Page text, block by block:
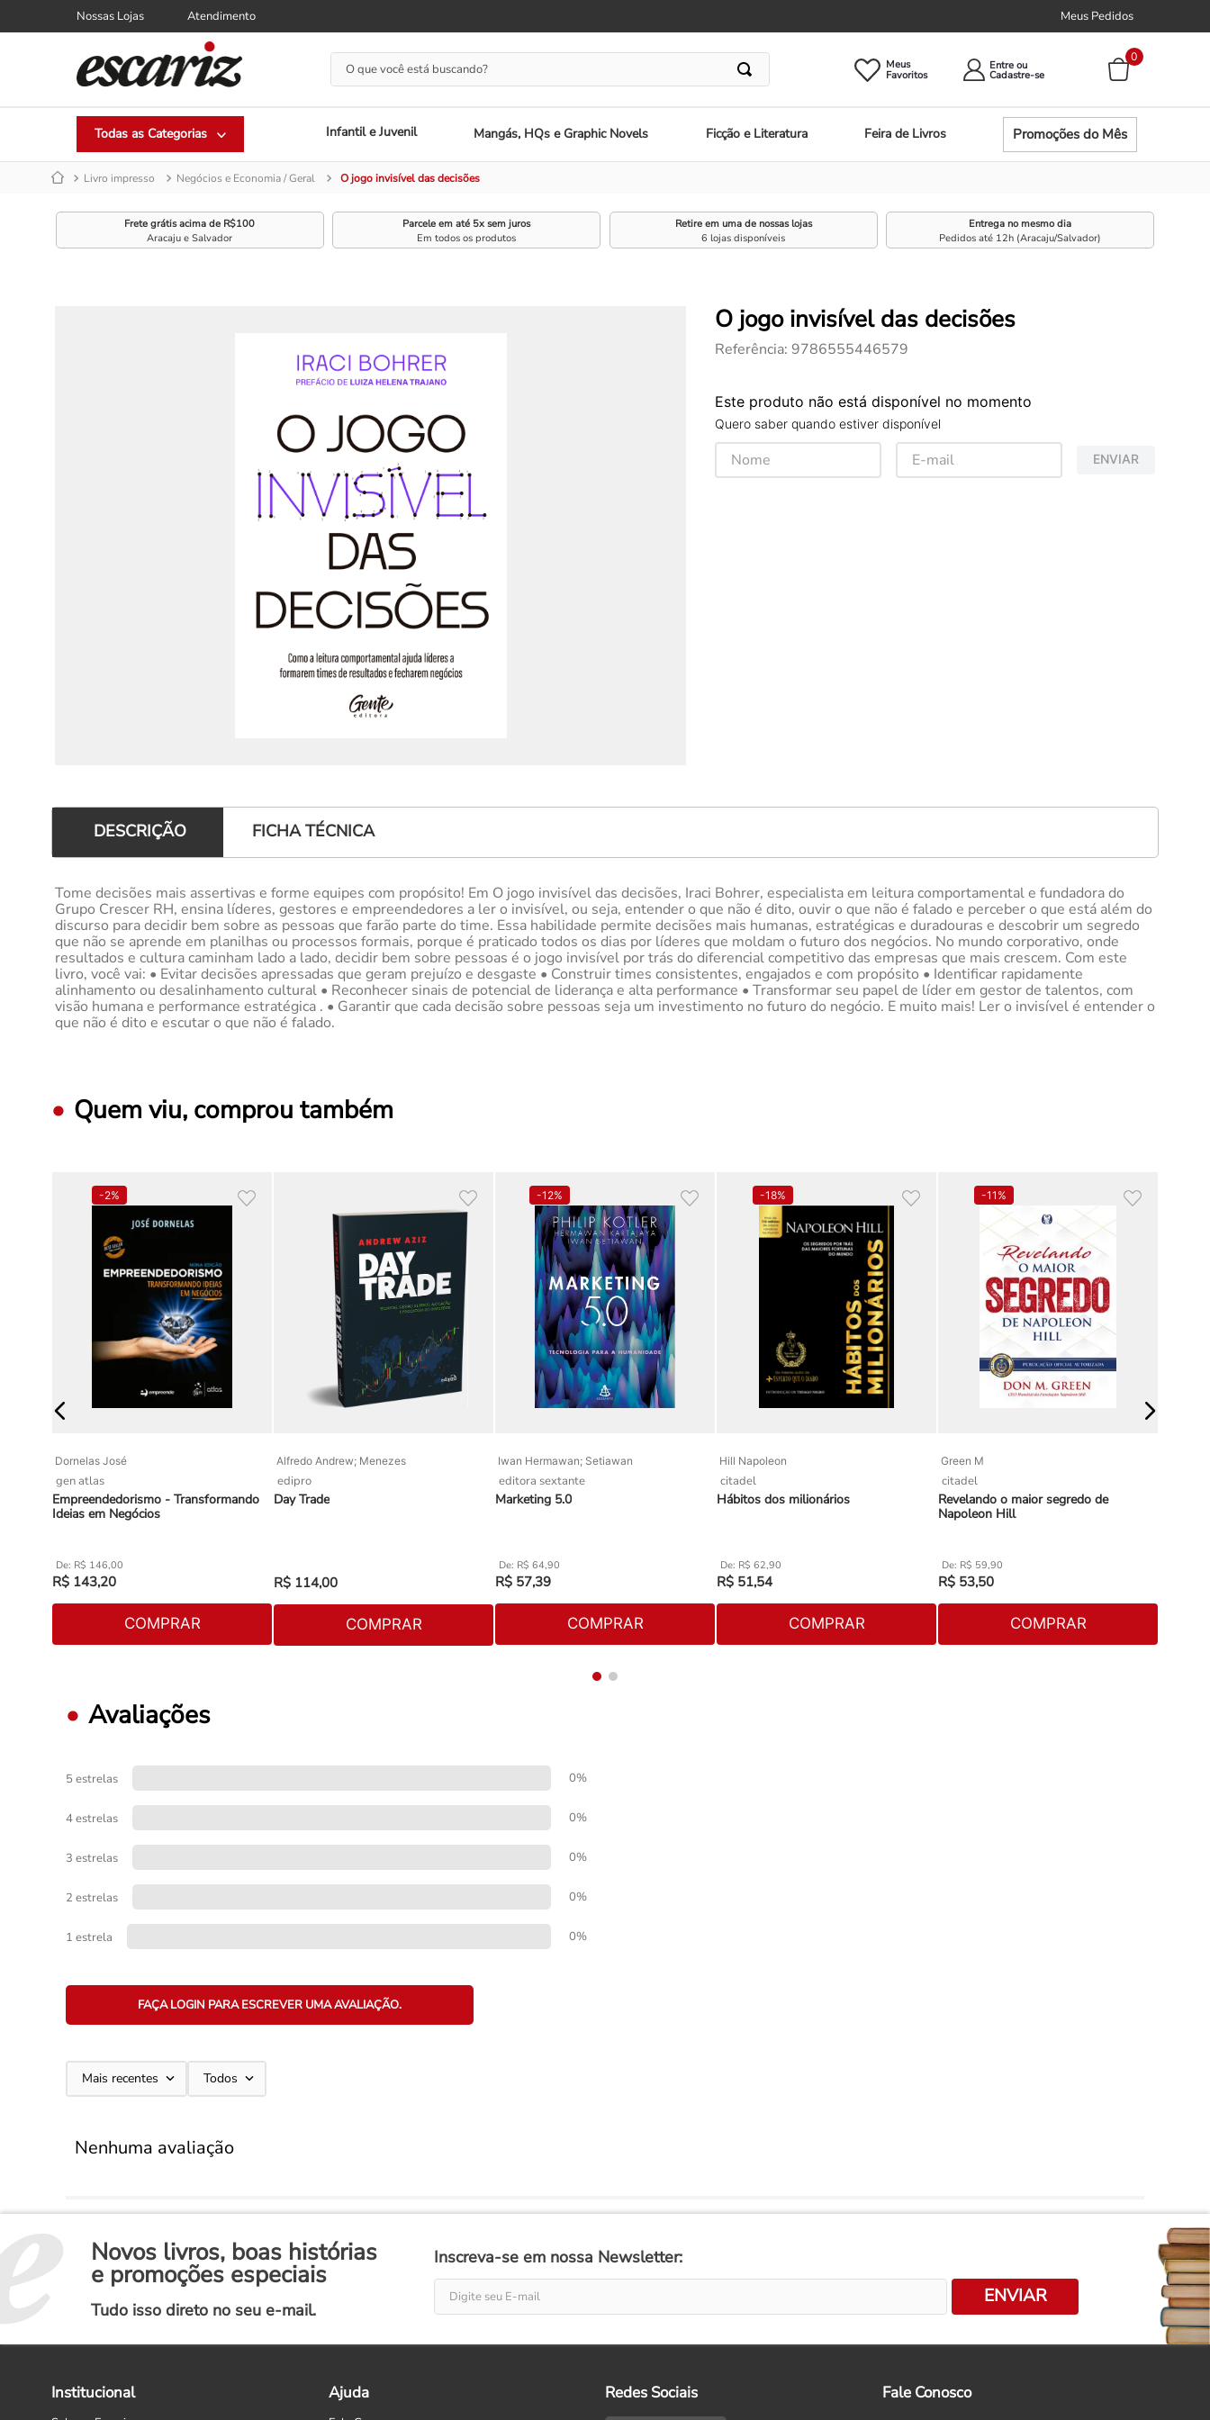
Nossas Lojas Atendimento Meus Pedidos
O que você está buscando? Meus Entre ou
0
Infantil e Juvenil Mangás, HQs e Graphic Novels Ficção e Literatura Feira de Livros Promoções do Mês
Livro impresso Negócios e Economia / Geral O jogo invisível das decisões
Frete grátis acima de R$100
Aracaju e Salvador
Parcele em até 5x sem juros
Em todos os produtos
Retire em uma de nossas lojas
6 lojas disponíveis
Entrega no mesmo dia
Pedidos até 12h (Aracaju/Salvador)
O jogo invisível das decisões
Referência: 9786555446579
Este produto não está disponível no momento
Quero saber quando estiver disponível
ENVIAR
DESCRIÇÃO FICHA TÉCNICA
Tome decisões mais assertivas e forme equipes com propósito! Em O jogo invisível das decisões, Iraci Bohrer, especialista em leitura comportamental e fundadora do
Grupo Crescer RH, ensina líderes, gestores e empreendedores a ler o invisível, ou seja, entender o que não é dito, ouvir o que não é falado e perceber o que está além do
discurso para decidir bem sobre as pessoas que farão parte do time. Essa habilidade permite decisões mais humanas, estratégicas e duradouras e descobrir um segredo
que não se aprende em planilhas ou processos formais, porque é praticado todos os dias por líderes que moldam o futuro dos negócios. No mundo corporativo, onde
resultados e cultura caminham lado a lado, decidir bem sobre pessoas é o jogo invisível por trás do diferencial competitivo das empresas que mais crescem. Com este
livro, você vai: • Evitar decisões apressadas que geram prejuízo e desgaste • Construir times consistentes, engajados e com propósito • Identificar rapidamente
alinhamento ou desalinhamento cultural • Reconhecer sinais de potencial de liderança e alta performance • Transformar seu papel de líder em gestor de talentos, com
visão humana e performance estratégica . • Garantir que cada decisão sobre pessoas seja um investimento no futuro do negócio. E muito mais! Ler o invisível é entender o
que não é dito e escutar o que não é falado.
Quem viu, comprou também
-2%
Dornelas José
gen atlas
Empreendedorismo - Transformando
Ideias em Negócios
R$ 146,00
R$ 143,20
COMPRAR
Alfredo Andrew; Menezes
edipro
Day Trade
R$ 114,00
COMPRAR
-12%
Iwan Hermawan; Setiawan
editora sextante
Marketing 5.0
R$ 64,90
R$ 57,39
COMPRAR
-18%
Hill Napoleon
citadel
Hábitos dos milionários
R$ 62,90
R$ 51,54
COMPRAR
-11%
Green M
citadel
Revelando o maior segredo de
Napoleon Hill
R$ 59,90
R$ 53,50
COMPRAR
Avaliações
5 estrelas 0%
4 estrelas 0%
3 estrelas 0%
2 estrelas 0%
1 estrela 0%
FAÇA LOGIN PARA ESCREVER UMA AVALIAÇÃO.
Mais recentes Todos
Nenhuma avaliação
Novos livros, boas histórias
e promoções especiais
Tudo isso direto no seu e-mail.
Inscreva-se em nossa Newsletter:
ENVIAR
Institucional Ajuda Redes Sociais Fale Conosco